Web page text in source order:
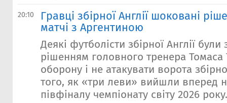
20:10
Гравці збірної Англії шоковані
матчі з Аргентиною
Деякі футболісти збірної Англії були
рішенням головного тренера Томаса
оборону і не атакувати ворота
того, як «три леви» вийшли вперед
півфіналу чемпіонату світу 2026